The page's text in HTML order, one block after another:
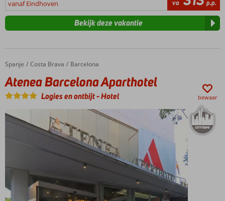
vanaf Eindhoven
va p.p.
Bekijk deze vakantie
Home
Spanje Costa Brava Barcelona
Atenea Barcelona Aparthotel
Atenea Barcelona Aparthotel
Logies en ontbijt-Hotel bewaar